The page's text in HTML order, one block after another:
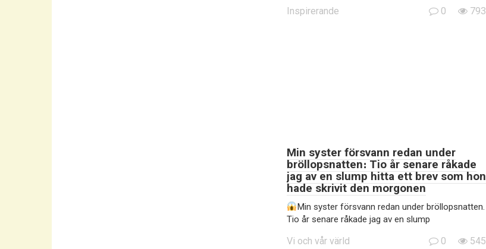
Inspirerande 0 793
Min syster försvann redan under
bröllopsnatten։ Tio år senare råkade
jag av en slump hitta ett brev som hon
hade skrivit den morgonen
Min syster försvann redan under bröllopsnatten.
Tio år senare råkade jag av en slump
Vi och vår värld 0 545